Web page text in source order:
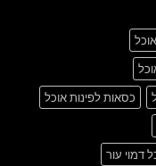
כסאות לפינות אוכל
דמוי עור